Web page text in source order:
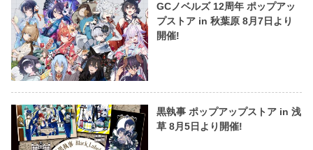
GCノベルズ 12周年 ポップアッ
プストア in 秋葉原 8月7日より
開催!
黒執事 ポップアップストア in 浅
草 8月5日より開催!